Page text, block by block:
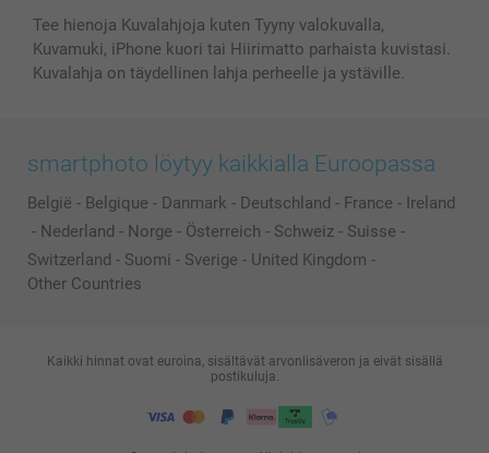
Tee hienoja Kuvalahjoja kuten Tyyny valokuvalla,
Kuvamuki, iPhone kuori tai Hiirimatto parhaista kuvistasi.
Kuvalahja on täydellinen lahja perheelle ja ystäville.
smartphoto löytyy kaikkialla Euroopassa
België - Belgique - Danmark - Deutschland - France - Ireland
- Nederland - Norge - Österreich - Schweiz - Suisse -
Switzerland - Suomi - Sverige - United Kingdom -
Other Countries
Kaikki hinnat ovat euroina, sisältävät arvonlisäveron ja eivät sisällä
postikuluja.